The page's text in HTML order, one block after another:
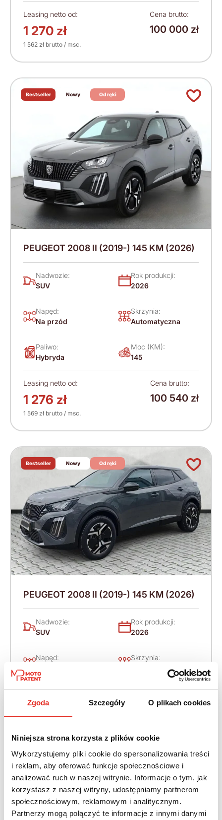
Zgoda Szczegóły O plikach cookies
Niniejsza strona korzysta z plików cookie
Wykorzystujemy pliki cookie do spersonalizowania treści
i reklam, aby oferować funkcje społecznościowe i
analizować ruch w naszej witrynie. Informacje o tym, jak
korzystasz z naszej witryny, udostępniamy partnerom
społecznościowym, reklamowym i analitycznym.
Partnerzy mogą połączyć te informacje z innymi danymi
Leasing netto od:
1 270 zł
1 562 zł brutto / msc.
Cena brutto:
100 000 zł
Bestseller Nowy Od ręki
PEUGEOT 2008 II (2019-) 145 KM (2026)
Nadwozie:
SUV
Rok produkcji:
2026
Napęd:
Na przód
Skrzynia:
Automatyczna
Paliwo:
Hybryda
Moc (KM):
145
Leasing netto od:
1 276 zł
1 569 zł brutto / msc.
Cena brutto:
100 540 zł
Bestseller Nowy Od ręki
PEUGEOT 2008 II (2019-) 145 KM (2026)
Nadwozie:
SUV
Rok produkcji:
2026
Napęd:
Skrzynia:
Automatyczna
Hybryda
1 289 zł
1 585 zł brutto / msc.
101 500 zł
Twój nowy samochód w kilku